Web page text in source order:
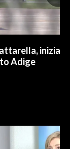
iniziate
Adige